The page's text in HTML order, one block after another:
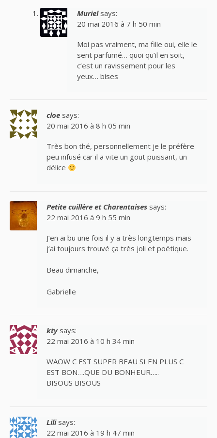
Muriel says:
20 mai 2016 à 7 h 50 min
Moi pas vraiment, ma fille oui, elle le
sent parfumé… quoi qu’il en soit,
c’est un ravissement pour les
yeux… bises
cloe says:
20 mai 2016 à 8 h 05 min
Très bon thé, personnellement je le préfère
peu infusé car il a vite un gout puissant, un
délice
Petite cuillère et Charentaises says:
22 mai 2016 à 9 h 55 min
J’en ai bu une fois il y a très longtemps mais
j’ai toujours trouvé ça très joli et poétique.
Beau dimanche,
Gabrielle
kty says:
22 mai 2016 à 10 h 34 min
WAOW C EST SUPER BEAU SI EN PLUS C
EST BON….QUE DU BONHEUR…..
BISOUS BISOUS
Lili says:
22 mai 2016 à 19 h 47 min